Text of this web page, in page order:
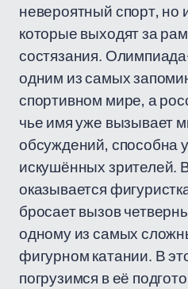
невероятный спорт, но
которые выходят за
состязания.
одним из самых
спортивном мире, а
чье имя уже вызывает
обсуждений, способна
искушённых зрителей.
оказывается
бросает вызов
одному из самых
фигурном катании. В
погрузимся в её